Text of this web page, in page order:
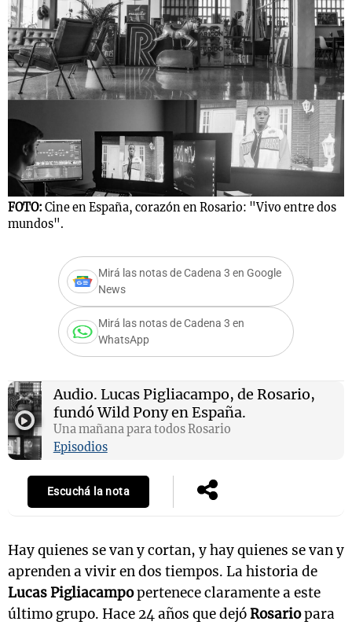
FOTO: Cine en España, corazón en Rosario: "Vivo entre dos
mundos".
Mirá las notas de Cadena 3 en Google
News
Mirá las notas de Cadena 3 en
WhatsApp
Audio. Lucas Pigliacampo, de Rosario,
fundó Wild Pony en España.
Una mañana para todos Rosario
Episodios
Escuchá la nota
Hay quienes se van y cortan, y hay quienes se van y
aprenden a vivir en dos tiempos. La historia de
Lucas Pigliacampopertenece claramente a este
último grupo. Hace 24 años que dejóRosariopara
Notas
Mundial 2026
Notas
La Sole en
Cadena 3